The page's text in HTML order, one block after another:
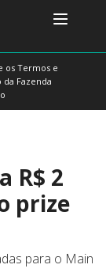
os Termos e
Fazenda
R$ 2
prize
para o Main